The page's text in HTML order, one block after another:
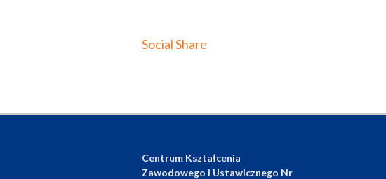
Social Share
Centrum Kształcenia
Zawodowego i Ustawicznego Nr